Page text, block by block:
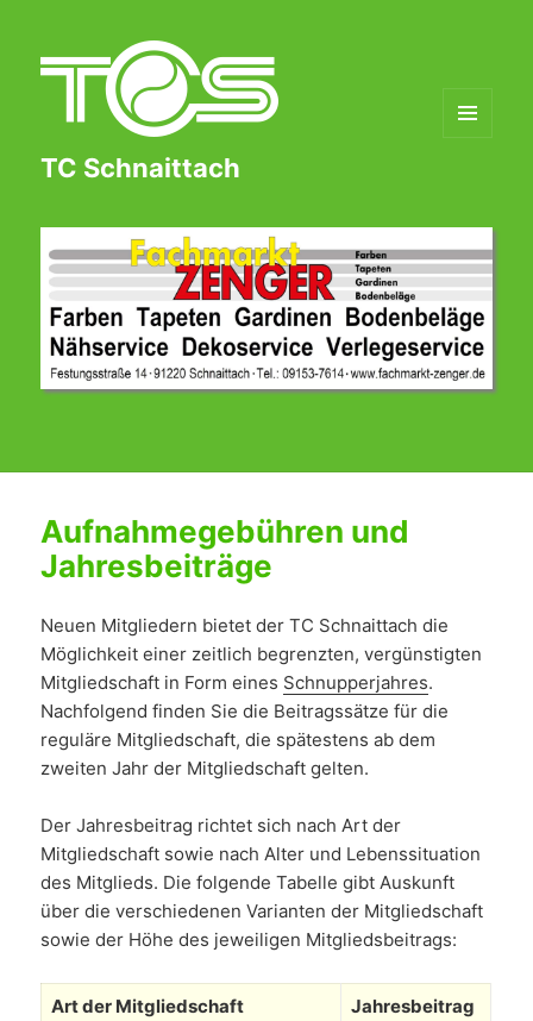
TC Schnaittach
Aufnahmegebühren und
Jahresbeiträge
Neuen Mitgliedern bietet der TC Schnaittach die
Möglichkeit einer zeitlich begrenzten, vergünstigten
Mitgliedschaft in Form eines Schnupperjahres.
Nachfolgend finden Sie die Beitragssätze für die
reguläre Mitgliedschaft, die spätestens ab dem
zweiten Jahr der Mitgliedschaft gelten.
Der Jahresbeitrag richtet sich nach Art der
Mitgliedschaft sowie nach Alter und Lebenssituation
des Mitglieds. Die folgende Tabelle gibt Auskunft
über die verschiedenen Varianten der Mitgliedschaft
sowie der Höhe des jeweiligen Mitgliedsbeitrags:
Art der Mitgliedschaft
Jahresbeitrag